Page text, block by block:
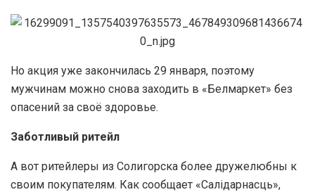
Но акция уже закончилась 29 января, поэтому
мужчинам можно снова заходить в «Белмаркет» без
опасений за своё здоровье.
Заботливый ритейл
А вот ритейлеры из Солигорска более дружелюбны к
своим покупателям. Как сообщает «Салідарнасць»,